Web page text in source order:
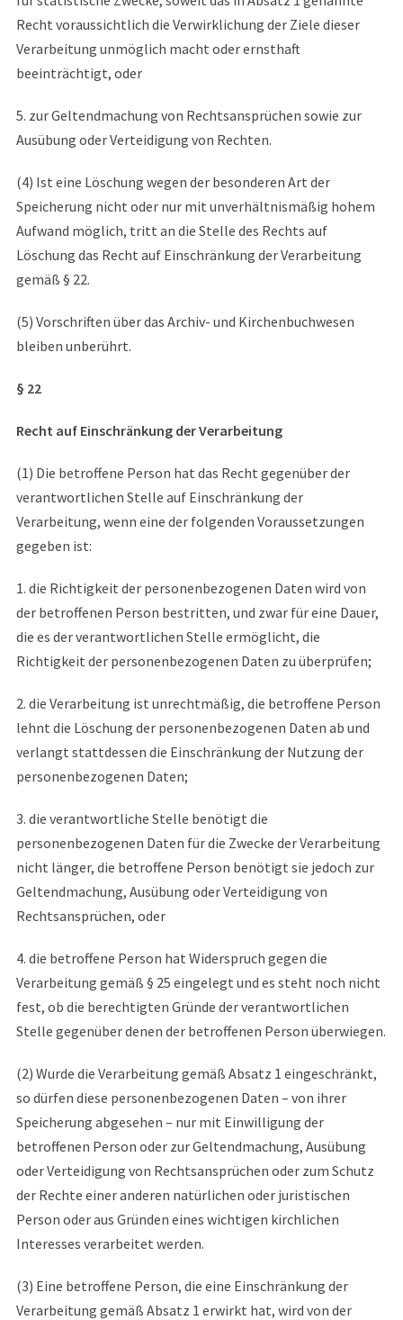
Recht voraussichtlich die Verwirklichung der Ziele dieser
Verarbeitung unmöglich macht oder ernsthaft
beeinträchtigt, oder
5. zur Geltendmachung von Rechtsansprüchen sowie zur
Ausübung oder Verteidigung von Rechten.
(4) Ist eine Löschung wegen der besonderen Art der
Speicherung nicht oder nur mit unverhältnismäßig hohem
Aufwand möglich, tritt an die Stelle des Rechts auf
Löschung das Recht auf Einschränkung der Verarbeitung
gemäß § 22.
(5) Vorschriften über das Archiv- und Kirchenbuchwesen
bleiben unberührt.
§ 22
Recht auf Einschränkung der Verarbeitung
(1) Die betroffene Person hat das Recht gegenüber der
verantwortlichen Stelle auf Einschränkung der
Verarbeitung, wenn eine der folgenden Voraussetzungen
gegeben ist:
1. die Richtigkeit der personenbezogenen Daten wird von
der betroffenen Person bestritten, und zwar für eine Dauer,
die es der verantwortlichen Stelle ermöglicht, die
Richtigkeit der personenbezogenen Daten zu überprüfen;
2. die Verarbeitung ist unrechtmäßig, die betroffene Person
lehnt die Löschung der personenbezogenen Daten ab und
verlangt stattdessen die Einschränkung der Nutzung der
personenbezogenen Daten;
3. die verantwortliche Stelle benötigt die
personenbezogenen Daten für die Zwecke der Verarbeitung
nicht länger, die betroffene Person benötigt sie jedoch zur
Geltendmachung, Ausübung oder Verteidigung von
Rechtsansprüchen, oder
4. die betroffene Person hat Widerspruch gegen die
Verarbeitung gemäß § 25 eingelegt und es steht noch nicht
fest, ob die berechtigten Gründe der verantwortlichen
Stelle gegenüber denen der betroffenen Person überwiegen.
(2) Wurde die Verarbeitung gemäß Absatz 1 eingeschränkt,
so dürfen diese personenbezogenen Daten – von ihrer
Speicherung abgesehen – nur mit Einwilligung der
betroffenen Person oder zur Geltendmachung, Ausübung
oder Verteidigung von Rechtsansprüchen oder zum Schutz
der Rechte einer anderen natürlichen oder juristischen
Person oder aus Gründen eines wichtigen kirchlichen
Interesses verarbeitet werden.
(3) Eine betroffene Person, die eine Einschränkung der
Verarbeitung gemäß Absatz 1 erwirkt hat, wird von der